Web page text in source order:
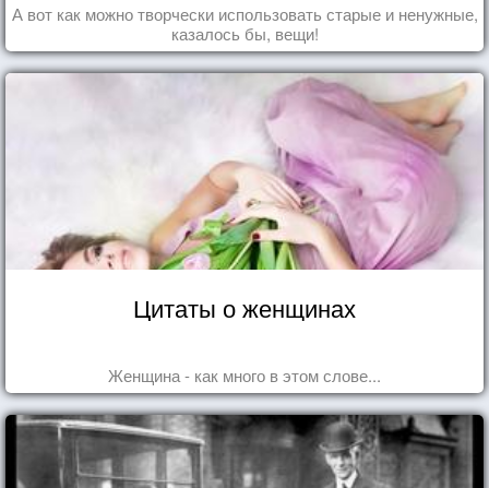
А вот как можно творчески использовать старые и ненужные,
казалось бы, вещи!
Цитаты о женщинах
Женщина - как много в этом слове...